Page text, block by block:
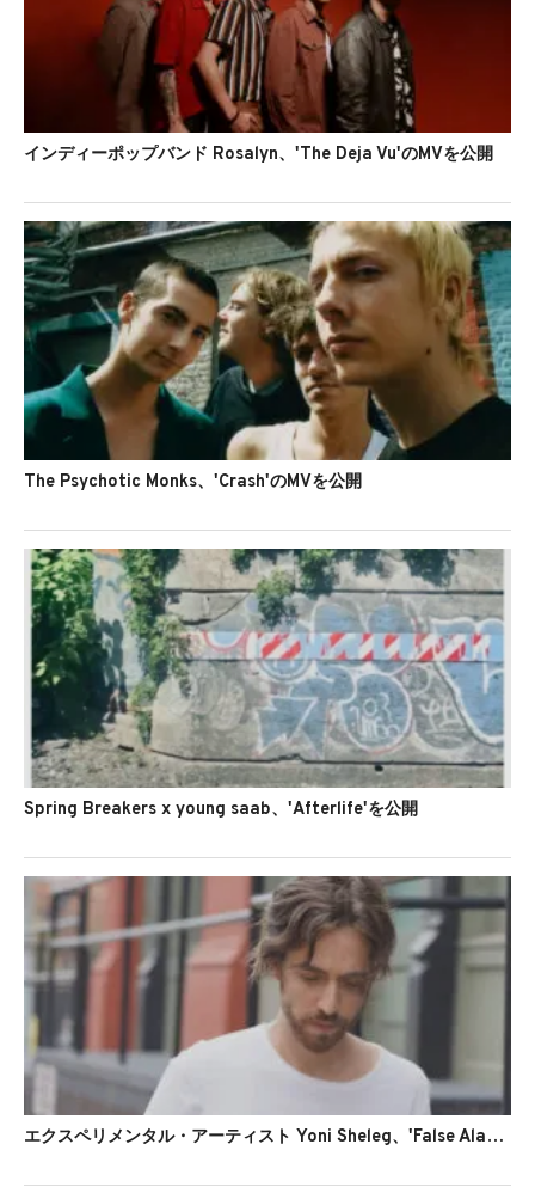
インディーポップバンド Rosalyn、'The Deja Vu'のMVを公開
The Psychotic Monks、'Crash'のMVを公開
Spring Breakers x young saab、'Afterlife'を公開
エクスペリメンタル・アーティスト Yoni Sheleg、'False Alarm'を公開